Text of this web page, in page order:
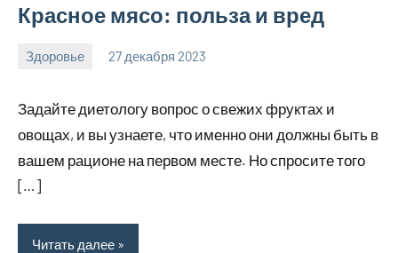
Красное мясо: польза и вред
Здоровье 27 декабря 2023
hobby_v_ru
Нет
Задайте диетологу вопрос о свежих фруктах и
овощах, и вы узнаете, что именно они должны быть в
вашем рационе на первом месте. Но спросите того
[…]
Читать далее